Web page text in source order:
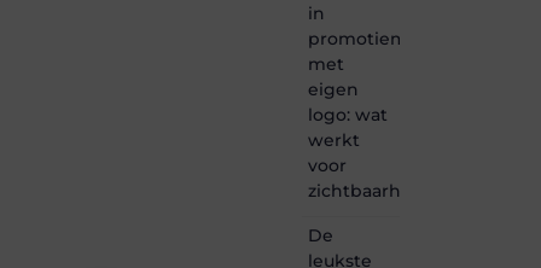
in
promotiemateriaal
met
eigen
logo: wat
werkt
voor
zichtbaarheid
De
leukste